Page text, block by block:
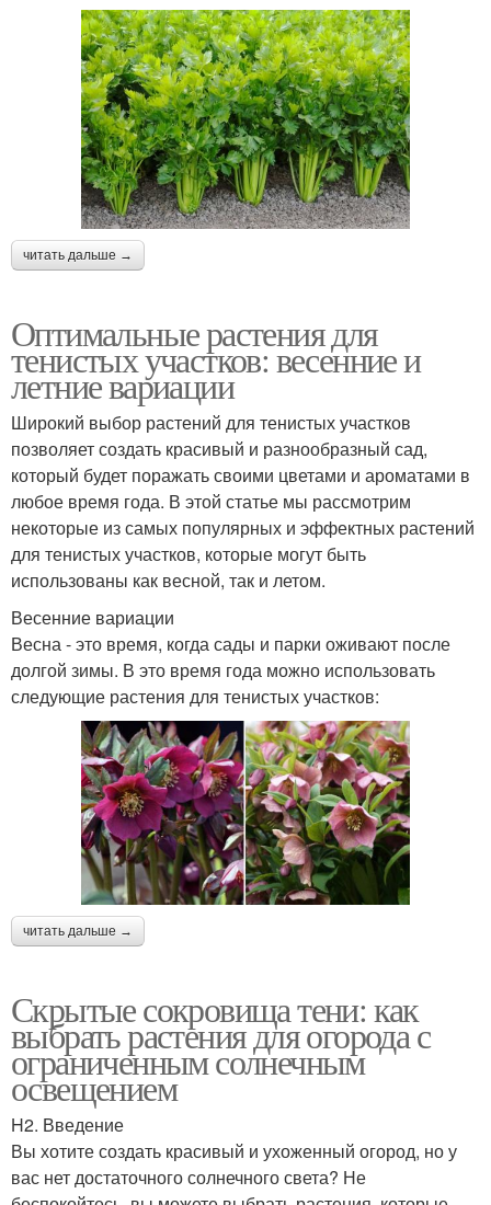
читать дальше →
Оптимальные растения для
тенистых участков: весенние и
летние вариации
Широкий выбор растений для тенистых участков
позволяет создать красивый и разнообразный сад,
который будет поражать своими цветами и ароматами в
любое время года. В этой статье мы рассмотрим
некоторые из самых популярных и эффектных растений
для тенистых участков, которые могут быть
использованы как весной, так и летом.
Весенние вариации
Весна - это время, когда сады и парки оживают после
долгой зимы. В это время года можно использовать
следующие растения для тенистых участков:
читать дальше →
Скрытые сокровища тени: как
выбрать растения для огорода с
ограниченным солнечным
освещением
H2. Введение
Вы хотите создать красивый и ухоженный огород, но у
вас нет достаточного солнечного света? Не